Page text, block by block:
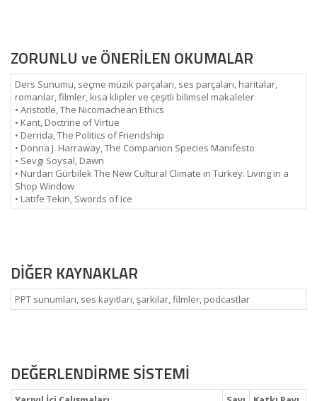
ZORUNLU ve ÖNERİLEN OKUMALAR
Ders Sunumu, seçme müzik parçaları, ses parçaları, haritalar,
romanlar, filmler, kısa klipler ve çeşitli bilimsel makaleler
• Aristotle, The Nicomachean Ethics
• Kant, Doctrine of Virtue
• Derrida, The Politics of Friendship
• Donna J. Harraway, The Companion Species Manifesto
• Sevgi Soysal, Dawn
• Nurdan Gürbilek The New Cultural Climate in Turkey: Living in a
Shop Window
• Latife Tekin, Swords of Ice
DİĞER KAYNAKLAR
PPT sunumları, ses kayıtları, şarkılar, filmler, podcastlar
DEĞERLENDİRME SİSTEMİ